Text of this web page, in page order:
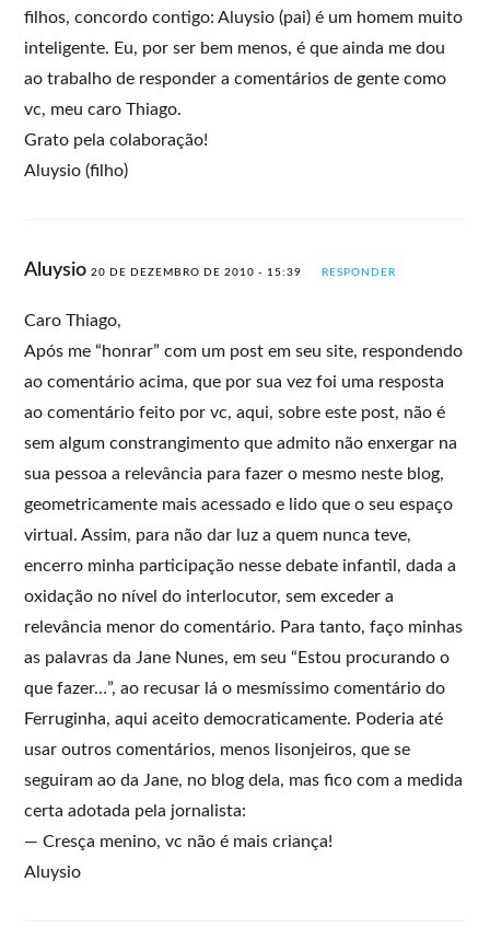
filhos, concordo contigo: Aluysio (pai) é um homem muito
inteligente. Eu, por ser bem menos, é que ainda me dou
ao trabalho de responder a comentários de gente como
vc, meu caro Thiago.
Grato pela colaboração!
Aluysio (filho)
Aluysio20 DE DEZEMBRO DE 2010 - 15:39 RESPONDER
Caro Thiago,
Após me “honrar” com um post em seu site, respondendo
ao comentário acima, que por sua vez foi uma resposta
ao comentário feito por vc, aqui, sobre este post, não é
sem algum constrangimento que admito não enxergar na
sua pessoa a relevância para fazer o mesmo neste blog,
geometricamente mais acessado e lido que o seu espaço
virtual. Assim, para não dar luz a quem nunca teve,
encerro minha participação nesse debate infantil, dada a
oxidação no nível do interlocutor, sem exceder a
relevância menor do comentário. Para tanto, faço minhas
as palavras da Jane Nunes, em seu “Estou procurando o
que fazer…”, ao recusar lá o mesmíssimo comentário do
Ferruginha, aqui aceito democraticamente. Poderia até
usar outros comentários, menos lisonjeiros, que se
seguiram ao da Jane, no blog dela, mas fico com a medida
certa adotada pela jornalista:
— Cresça menino, vc não é mais criança!
Aluysio